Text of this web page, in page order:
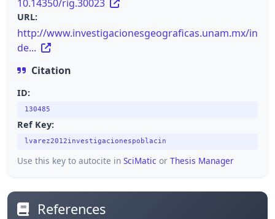
10.14350/rig.30023
URL:
http://www.investigacionesgeograficas.unam.mx/in
de...
Citation
ID:
130485
Ref Key:
lvarez2012investigacionespoblacin
Use this key to autocite in SciMatic or Thesis Manager
References